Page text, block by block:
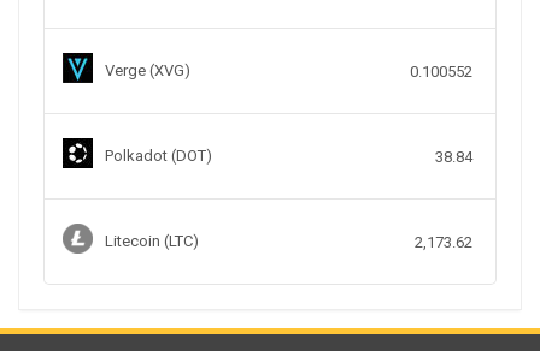
Verge (XVG) 0.100552
Polkadot (DOT) 38.84
Litecoin (LTC) 2,173.62